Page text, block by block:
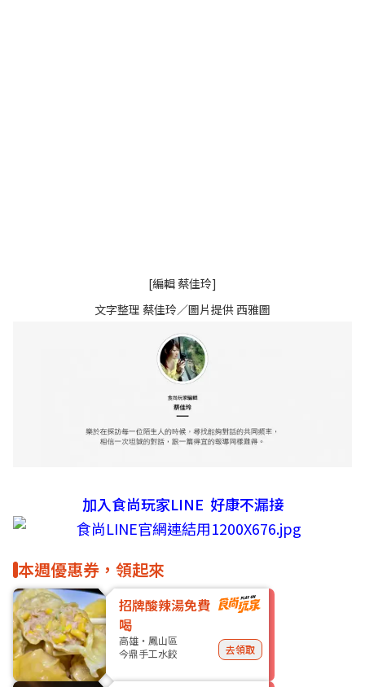
[編輯 蔡佳玲]
文字整理 蔡佳玲／圖片提供 西雅圖
加入食尚玩家LINE 好康不漏接
本週優惠券，領起來
招牌酸辣湯免費
喝
高雄・鳳山區
今鼎手工水餃
去領取